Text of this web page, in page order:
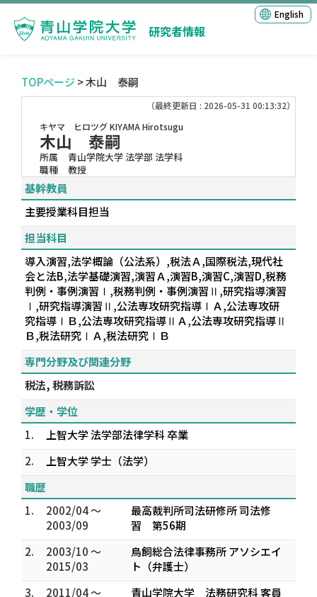
研究者情報
English
TOPページ > 木山 泰嗣
（最終更新日 : 2026-05-31 00:13:32）
キヤマ ヒロツグKIYAMA Hirotsugu
木山 泰嗣
所属
青山学院大学 法学部 法学科
職種
教授
基幹教員
主要授業科目担当
担当科目
導入演習,法学概論（公法系）,税法Ａ,国際税法,現代社
会と法B,法学基礎演習,演習Ａ,演習B,演習C,演習D,税務
判例・事例演習Ⅰ,税務判例・事例演習Ⅱ,研究指導演習
Ⅰ,研究指導演習Ⅱ,公法専攻研究指導ⅠＡ,公法専攻研
究指導ⅠＢ,公法専攻研究指導ⅡＡ,公法専攻研究指導Ⅱ
Ｂ,税法研究ⅠＡ,税法研究ⅠＢ
専門分野及び関連分野
税法, 税務訴訟
学歴・学位
1.
上智大学 法学部法律学科 卒業
2.
上智大学 学士（法学）
職歴
1.
2002/04 ～
2003/09
最高裁判所司法研修所 司法修
習 第56期
2.
2003/10 ～
2015/03
鳥飼総合法律事務所 アソシエイ
ト（弁護士）
3.
2011/04 ～
青山学院大学 法務研究科 客員